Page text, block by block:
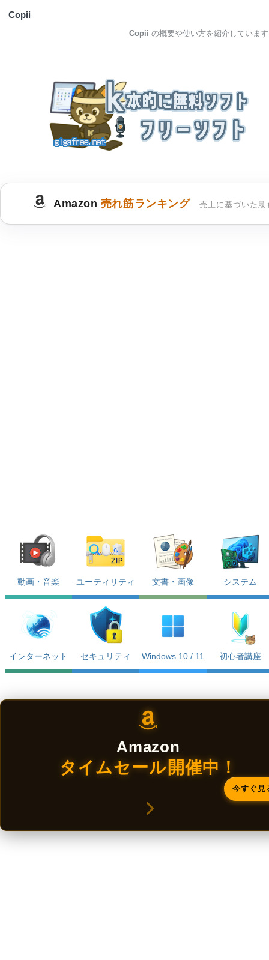
Copii
Copii の概要や使い方を紹介しています
Amazon 売れ筋ランキング 売上に基づいた最
動画・音楽 ユーティリティ 文書・画像 システム
インターネット セキュリティ Windows 10 / 11 初心者講座
Amazon
タイムセール開催中！
今すぐ見